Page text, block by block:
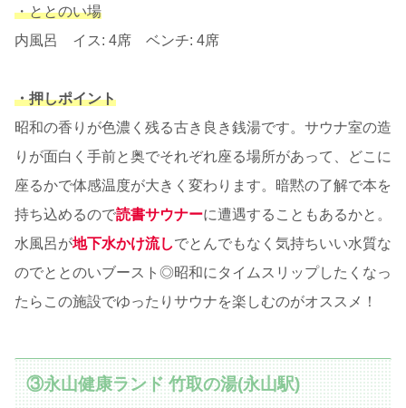
・ととのい場
内風呂 イス: 4席 ベンチ: 4席
・押しポイント
昭和の香りが色濃く残る古き良き銭湯です。サウナ室の造
りが面白く手前と奥でそれぞれ座る場所があって、どこに
座るかで体感温度が大きく変わります。暗黙の了解で本を
持ち込めるので読書サウナーに遭遇することもあるかと。
水風呂が地下水かけ流しでとんでもなく気持ちいい水質な
のでととのいブースト◎昭和にタイムスリップしたくなっ
たらこの施設でゆったりサウナを楽しむのがオススメ！
③永山健康ランド 竹取の湯(永山駅)